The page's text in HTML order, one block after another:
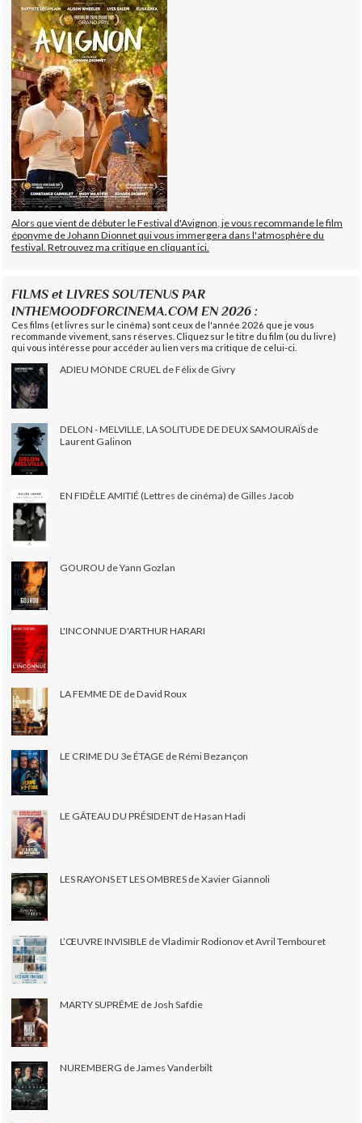
Alors que vient de débuter le Festival d'Avignon, je vous recommande le film
éponyme de Johann Dionnet qui vous immergera dans l'atmosphère du
festival. Retrouvez ma critique en cliquant ici.
FILMS et LIVRES SOUTENUS PAR
INTHEMOODFORCINEMA.COM EN 2026 :
Ces films (et livres sur le cinéma) sont ceux de l'année 2026 que je vous
recommande vivement, sans réserves. Cliquez sur le titre du film (ou du livre)
qui vous intéresse pour accéder au lien vers ma critique de celui-ci.
ADIEU MONDE CRUEL de Félix de Givry
DELON - MELVILLE, LA SOLITUDE DE DEUX SAMOURAÏS de
Laurent Galinon
EN FIDÈLE AMITIÉ (Lettres de cinéma) de Gilles Jacob
GOUROU de Yann Gozlan
L'INCONNUE D'ARTHUR HARARI
LA FEMME DE de David Roux
LE CRIME DU 3e ÉTAGE de Rémi Bezançon
LE GÂTEAU DU PRÉSIDENT de Hasan Hadi
LES RAYONS ET LES OMBRES de Xavier Giannoli
L’ŒUVRE INVISIBLE de Vladimir Rodionov et Avril Tembouret
MARTY SUPRÊME de Josh Safdie
NUREMBERG de James Vanderbilt